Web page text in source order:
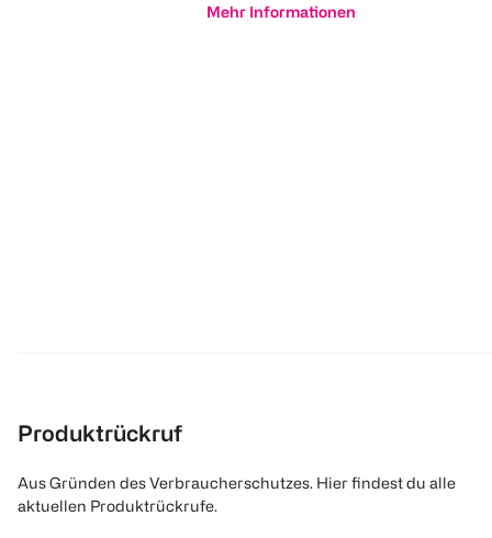
Mehr Informationen
Produktrückruf
Aus Gründen des Verbraucherschutzes. Hier findest du alle
aktuellen Produktrückrufe.